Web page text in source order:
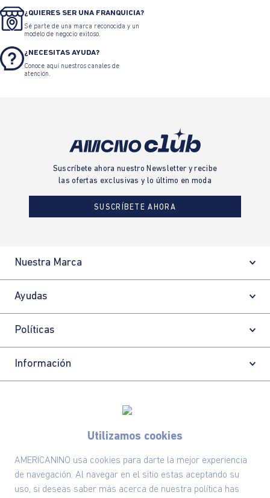
Utilizamos cookies
AMERICANINO usa cookies para darte la mejor experiencia
de navegación. Al navegar en el sitio estas aceptando su
uso, si deseas saber más acerca de nuestra política has
¿QUIERES SER UNA FRANQUICIA?
Sé parte de una marca reconocida y un
modelo de negocio exitoso.
¿NECESITAS AYUDA?
Conoce aquí nuestros canales de
atención.
Suscríbete ahora nuestro Newsletter y recibe
las ofertas exclusivas y lo último en moda
SUSCRÍBETE AHORA
Nuestra Marca
Ayudas
Políticas
Información